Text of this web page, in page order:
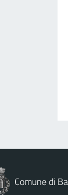
Comune di